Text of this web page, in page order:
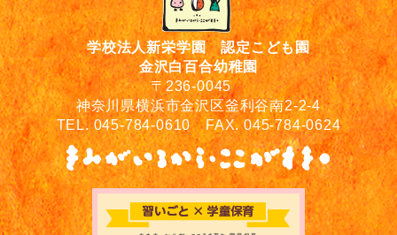
学校法人新栄学園 認定こども園
金沢白百合幼稚園
〒236-0045
神奈川県横浜市金沢区釜利谷南2-2-4
TEL. 045-784-0610 FAX. 045-784-0624